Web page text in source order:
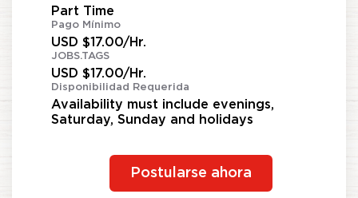
Part Time
Pago Mínimo
USD $17.00/Hr.
JOBS.TAGS
USD $17.00/Hr.
Disponibilidad Requerida
Availability must include evenings,
Saturday, Sunday and holidays
Postularse ahora